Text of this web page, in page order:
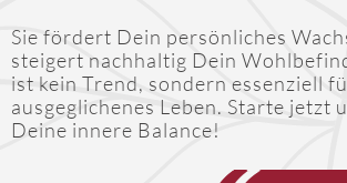
Sie fördert Dein persönliches
steigert nachhaltig Dein
ist kein Trend, sondern essenziell
ausgeglichenes Leben. Starte jetzt
Deine innere Balance!